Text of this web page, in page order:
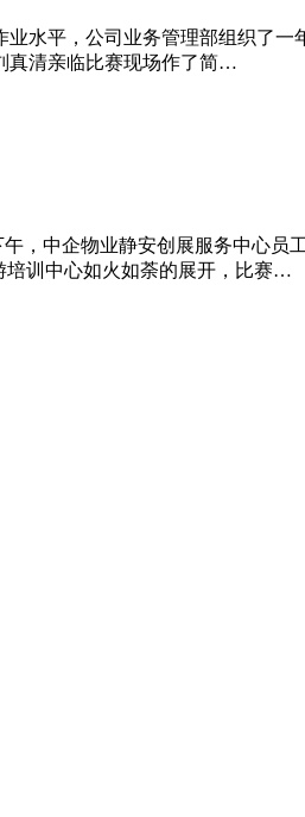
平，公司业务管理部组织了一
真清亲临比赛现场作了简…
中企物业静安创展服务中心员
培训中心如火如荼的展开，比赛…